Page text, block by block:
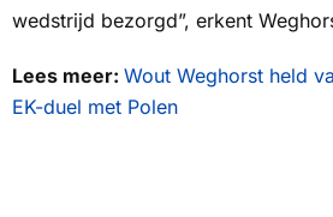
wedstrijd bezorgd”, erkent
Lees meer: Wout Weghorst held
EK-duel met Polen